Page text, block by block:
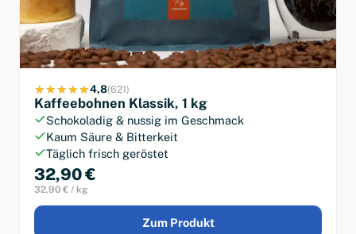
4,8(621)
Kaffeebohnen Klassik, 1 kg
Schokoladig & nussig im Geschmack
Kaum Säure & Bitterkeit
Täglich frisch geröstet
32,90 €
32,90 € / kg
Zum Produkt